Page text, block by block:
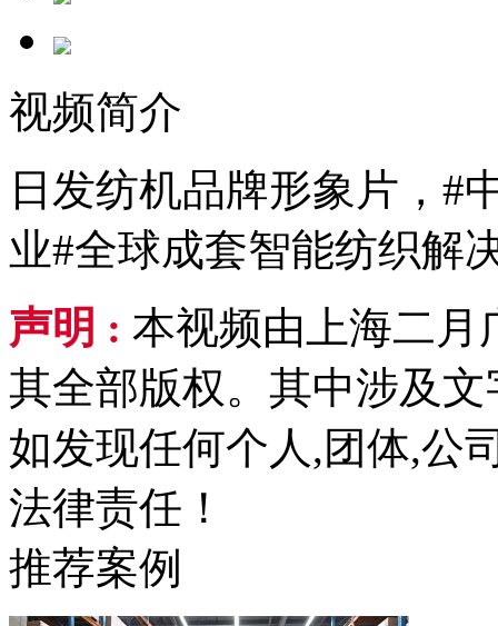
视频简介
日发纺机品牌形象片，#
业#全球成套智能纺织解
声明 : 本视频由上海二月
其全部版权。其中涉及
如发现任何个人,团体,公
法律责任！
推荐案例